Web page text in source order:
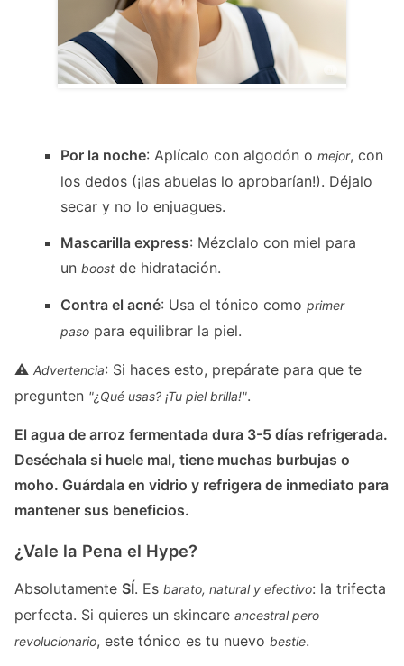
Por la noche: Aplícalo con algodón omejor, con
los dedos (¡las abuelas lo aprobarían!). Déjalo
secar y no lo enjuagues.
Mascarilla express: Mézclalo con miel para
unboost de hidratación.
Contra el acné: Usa el tónico comoprimer
paso para equilibrar la piel.
⚠️ Advertencia: Si haces esto, prepárate para que te
pregunten "¿Qué usas? ¡Tu piel brilla!".
El agua de arroz fermentada dura 3-5 días refrigerada.
Deséchala si huele mal, tiene muchas burbujas o
moho. Guárdala en vidrio y refrigera de inmediato para
mantener sus beneficios.
¿Vale la Pena el Hype?
Absolutamente SÍ. Es barato, natural y efectivo: la trifecta
perfecta. Si quieres un skincare ancestral pero
revolucionario, este tónico es tu nuevo bestie.